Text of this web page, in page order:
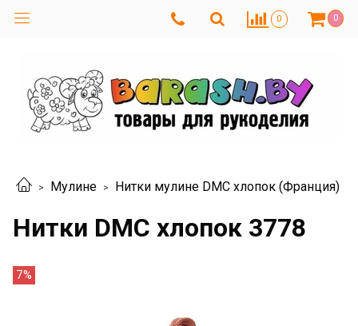
0 0
Мулине Нитки мулине DMC хлопок (Франция)
Нитки DMC хлопок 3778
7%